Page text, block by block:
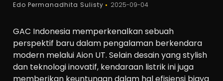
Edo Permanadhita Sulisty 2025-09-04
GAC Indonesia memperkenalkan sebuah
perspektif baru dalam pengalaman berkendara
modern melalui Aion UT. Selain desain yang stylish
dan teknologi inovatif, kendaraan listrik ini juga